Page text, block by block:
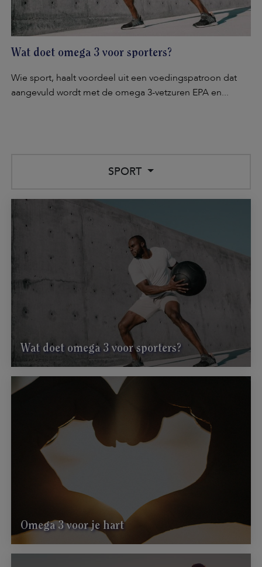
Wat doet omega 3 voor sporters?
Wie sport, haalt voordeel uit een voedingspatroon dat
aangevuld wordt met de omega 3-vetzuren EPA en...
SPORT
Wat doet omega 3 voor sporters?
Omega 3 voor je hart